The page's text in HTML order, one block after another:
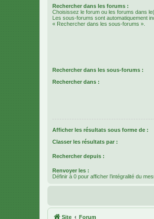
Rechercher dans les forums :
Choisissez le forum ou les forums dans
Les sous-forums sont automatiquement
« Rechercher dans les sous-forums ».
Rechercher dans les sous-forums :
Rechercher dans :
Afficher les résultats sous forme de :
Classer les résultats par :
Rechercher depuis :
Renvoyer les :
Définir à 0 pour afficher l’intégralité du
Site Forum